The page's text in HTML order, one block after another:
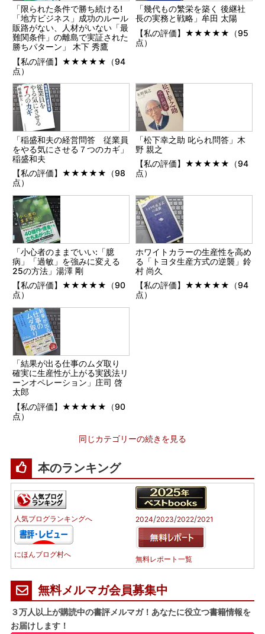
「限られた条件で勝ち続ける!
「地方ビジネス」成功のルール
販路がない、人材がいない「最
難関条件」の離島で実証された
勝ちパターン」 木下 秀鷹
【私の評価】★★★★★（94
点）
「幾代もの繁栄を築く 後継社
長の実務と戦略」牟田 太陽
【私の評価】★★★★★（95
点）
「稲盛和夫の経営問答 従業員
をやる気にさせる７つのカギ」
稲盛和夫
【私の評価】★★★★★（98
点）
「松下幸之助 叱られ問答」木
野 親之
【私の評価】★★★★★（94
点）
「小心者のままでいい:「臆
病」「過敏」を強みに変える
25の方法」湯澤 剛
【私の評価】★★★★★（90
点）
ホワイトカラーの生産性を高め
る「トヨタ生産方式の逆襲」鈴
村 尚久
【私の評価】★★★★★（94
点）
「結果が出る仕事のムダ取り
確実に生産性が上がる実践法リ
ーンオペレーション」庄司 啓
太郎
【私の評価】★★★★★（90
点）
同じカテゴリーの続きを見る
本のランキング
人気ブログランキングへ
にほんブログ村へ
2024/2023/2022/2021
無料レポート一覧
無料メルマガ会員募集中
３万人以上が購読中の書評メルマガ！あなたに役立つ書籍情報を
お届けします！